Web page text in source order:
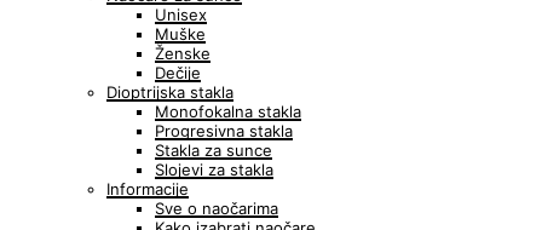
Unisex
Muške
Ženske
Dečije
Dioptrijska stakla
Monofokalna stakla
Progresivna stakla
Stakla za sunce
Slojevi za stakla
Informacije
Sve o naočarima